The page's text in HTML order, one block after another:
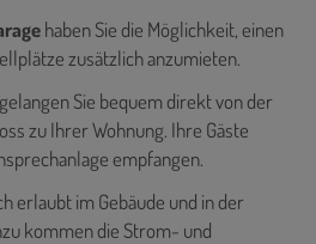
haben Sie die Möglichkeit, einen
zusätzlich anzumieten.
gelangen Sie bequem direkt von der
zu Ihrer Wohnung. Ihre Gäste
empfangen.
erlaubt im Gebäude und in der
kommen die Strom- und